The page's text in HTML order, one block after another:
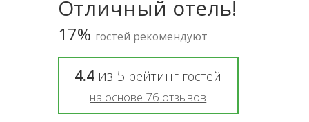
Отличный отель!
17% гостей рекомендуют
4.4 из 5 рейтинг гостей
на основе 76 отзывов